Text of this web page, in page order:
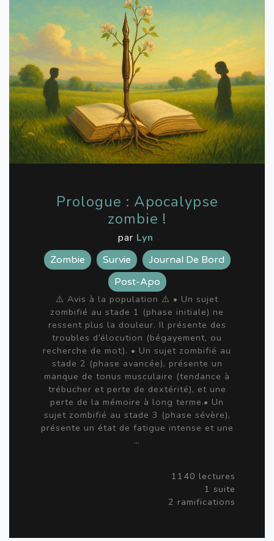
Prologue : Apocalypse
zombie !
par Lyn
Zombie Survie
Journal De Bord
Post-Apo
⚠️ Avis à la population ⚠️ • Un sujet
zombifié au stade 1 (phase initiale) ne
ressent plus la douleur. Il présente des
troubles d’élocution (bégayement, ou
recherche de mot). • Un sujet zombifié au
stade 2 (phase avancée), présente un
manque de tonus musculaire (tendance à
trébucher et perte de dextérité), et une
perte de la mémoire à long terme.• Un
sujet zombifié au stade 3 (phase sévère),
présente un état de fatigue intense et une
…
1140 lectures
1 suite
2 ramifications